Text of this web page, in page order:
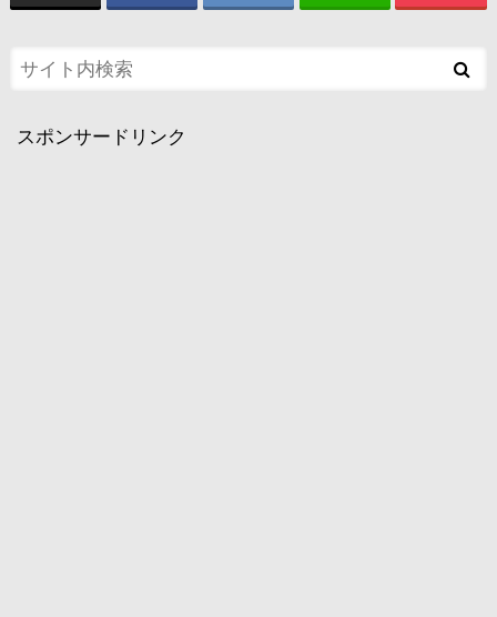
スポンサードリンク